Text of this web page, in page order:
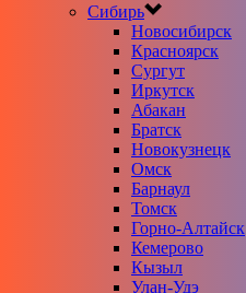
Сибирь
Новосибирск
Красноярск
Сургут
Иркутск
Абакан
Братск
Новокузнецк
Омск
Барнаул
Томск
Горно-Алтайск
Кемерово
Кызыл
Улан-Удэ